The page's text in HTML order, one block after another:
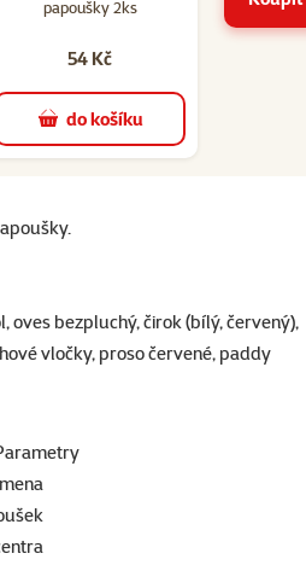
papoušky 2ks
54 Kč
do košíku
oves bezpluchý, čirok (bílý, červený),
vločky, proso červené, paddy